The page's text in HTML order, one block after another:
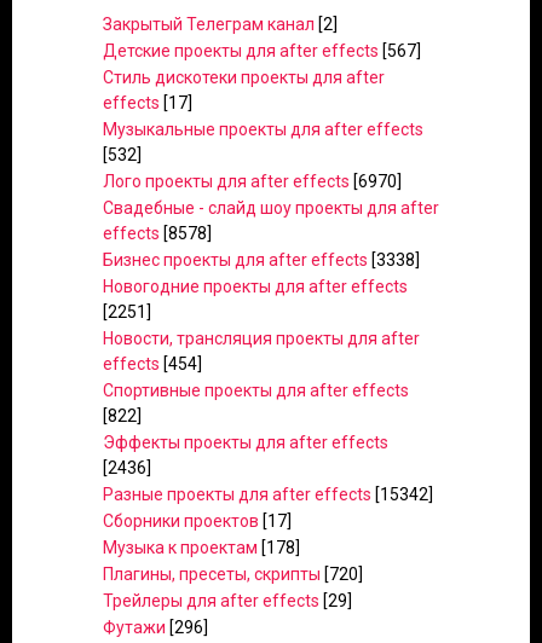
Закрытый Телеграм канал [2]
Детские проекты для after effects [567]
Стиль дискотеки проекты для after
effects [17]
Музыкальные проекты для after effects
[532]
Лого проекты для after effects [6970]
Свадебные - слайд шоу проекты для after
effects [8578]
Бизнес проекты для after effects [3338]
Новогодние проекты для after effects
[2251]
Новости, трансляция проекты для after
effects [454]
Спортивные проекты для after effects
[822]
Эффекты проекты для after effects
[2436]
Разные проекты для after effects [15342]
Сборники проектов [17]
Музыка к проектам [178]
Плагины, пресеты, скрипты [720]
Трейлеры для after effects [29]
Футажи [296]